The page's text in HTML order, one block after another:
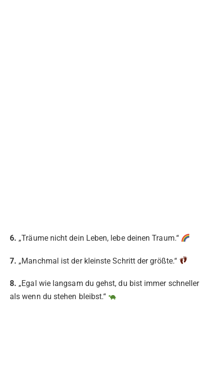
6. „Träume nicht dein Leben, lebe deinen Traum.“
7. „Manchmal ist der kleinste Schritt der größte.“
8. „Egal wie langsam du gehst, du bist immer schneller
als wenn du stehen bleibst.“